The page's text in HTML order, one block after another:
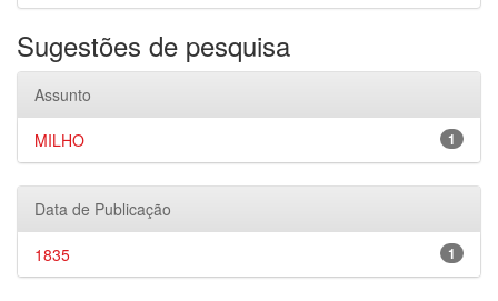
Sugestões de pesquisa
Assunto
1
MILHO
Data de Publicação
1
1835